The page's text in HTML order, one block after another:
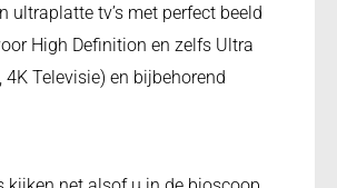
ultraplatte tv’s met perfect beeld
High Definition en zelfs Ultra
Televisie) en bijbehorend